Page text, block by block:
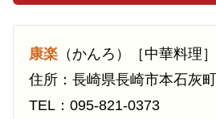
康楽 （かんろ）［中華料理］
住所：長崎県長崎市本石灰
TEL：095-821-0373